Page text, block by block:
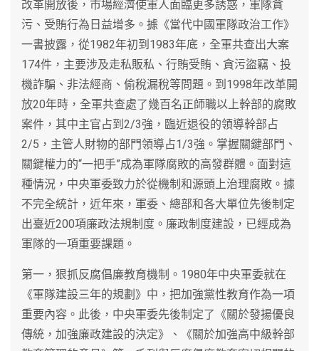
改革開放後，市場經濟使軍人面臨更多誘惑，軍隊貪
污、受賄行為日益增多。據《當代中國軍隊政治工作》
一書披露，從1982年初到1983年底，全軍共查出大案
174件，主要涉及走私販私、行賄受賄、貪污盜竊、投
機詐騙、非法經商、偷稅漏稅等問題。到1998年改革開
放20年時，全軍共查處了幾百名正師職以上幹部的腐敗
案件，其中主官占到2/3強，臨近退役的領導幹部占
2/5，主管人財物的部門領導占1/3強。掌握關鍵部門、
關鍵權力的“一把手”成為軍隊腐敗的高發群體。面對這
種情況，中央軍委致力於從機制和源頭上治理腐敗。據
不完全統計，近年來，軍委、總部和各大單位先後制定
出臺近200項廉政法規制度。廉政制度建設，已經成為
軍隊的一項重要課題。
第一，狠抓反腐倡廉教育機制。1980年中央軍委就在
《軍隊建設三年的規劃》中，把加強黨性教育作為一項
重要內容。此後，中央軍委先後制定了《關於發揚優良
傳統，加強廉政建設的決定》、《關於加強高中級幹部